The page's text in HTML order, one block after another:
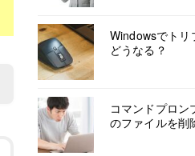
Windowsでトリ
どうなる？
コマンドプロン
のファイルを削